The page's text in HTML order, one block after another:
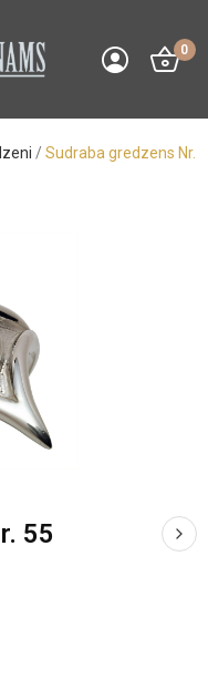
0
Sudraba gredzens Nr.
55